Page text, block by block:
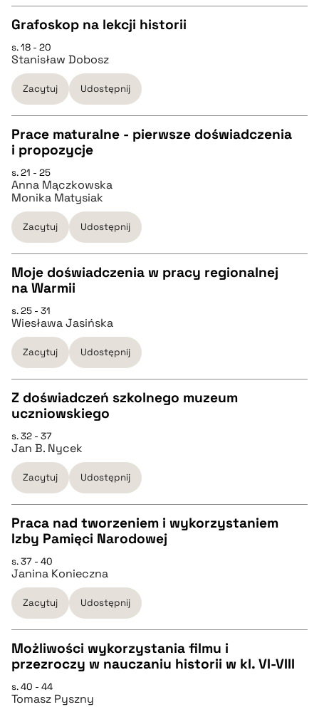
pobierz cytat
CZYSTY TEKST
pobierz cytat
BIBTEX
pobierz cytat
Grafoskop na lekcji historii
s. 18 - 20
Stanisław Dobosz
Zacytuj Udostępnij
CZYSTY TEKST
pobierz cytat
BIBTEX
pobierz cytat
Prace maturalne - pierwsze doświadczenia
i propozycje
s. 21 - 25
Anna Mączkowska
Monika Matysiak
Zacytuj Udostępnij
pobierz cytat
BIBTEX
pobierz cytat
Moje doświadczenia w pracy regionalnej
na Warmii
s. 25 - 31
Wiesława Jasińska
Zacytuj Udostępnij
CZYSTY TEKST
pobierz cytat
BIBTEX
pobierz cytat
Z doświadczeń szkolnego muzeum
uczniowskiego
s. 32 - 37
Jan B. Nycek
Zacytuj Udostępnij
CZYSTY TEKST
pobierz cytat
BIBTEX
pobierz cytat
Praca nad tworzeniem i wykorzystaniem
Izby Pamięci Narodowej
s. 37 - 40
Janina Konieczna
Zacytuj Udostępnij
CZYSTY TEKST
Możliwości wykorzystania filmu i
przezroczy w nauczaniu historii w kl. VI-VIII
s. 40 - 44
Tomasz Pyszny